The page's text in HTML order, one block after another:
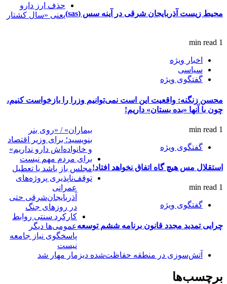
محیط زیست آذربایجان شرقی در آینه سس (sas)
1 min read
اخبار ویژه
سیاسی
گفتگوی ویژه
محسن زنگنه: واقعیت این است نمی‌توانیم وزرا را بازخواست کنیم،
چون با آنها «بده بستان» داریم!
1 min read
گفتگوی ویژه
استقلال مس هیچ گاه اتفاق نخواهد افتاد!
1 min read
گفتگوی ویژه
چرایی تمدید مجدد قانون برنامه ششم توسعه
حذف ارز دارو
یعنی «سال کشتار
بیماران» / «روی بنر
بنویسید؛ برای وزیر اقتصاد
و خانواده‌اش دارو نداریم»
برای مردم مهم نیست
مجلس باز باشد یا تعطیل
توقف‌ناپذیری پروژه‌های
عمرانی
آذربایجان‌شرقی حتی
در روزهای جنگ
کارکرد سنتی روابط
عمومی‌ها دیگر
پاسخگوی نیاز جامعه
نیست
آتش‌سوزی در منطقه حفاظت‌شده دیزمار مهار شد
برچسب‌ها